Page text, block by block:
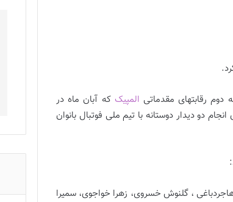
دوم رقابتهای مقدماتی المپیک که آبان ماه در
آماده می کند فردا صبح (چهارشنبه 21 تیرماه) برای انجام دو دیدار دوستانه با تیم ملی فوتبال بانوان
، گلنوش خسروی، زهرا خواجوی، سمیرا